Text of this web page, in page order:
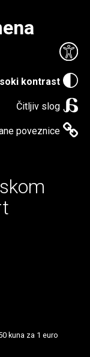
kontrast
Čitljiv slog
poveznice
kuna za 1 euro